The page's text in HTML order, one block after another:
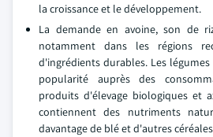
la croissance et le développement.
La demande en avoine, son de
notamment dans les régions
d'ingrédients durables. Les
popularité auprès des
produits d'élevage biologiques et
contiennent des nutriments
davantage de blé et d'autres